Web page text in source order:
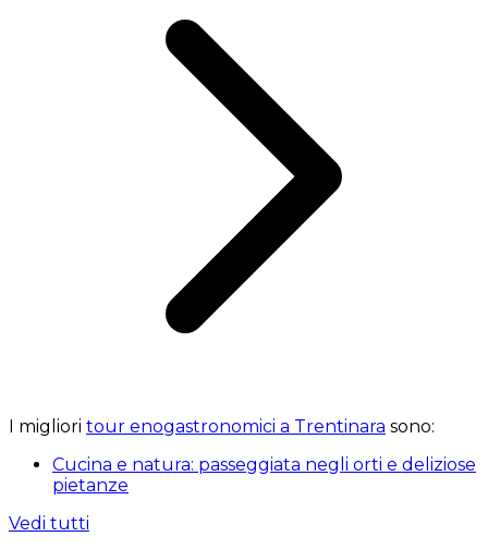
I migliori tour enogastronomici a Trentinara sono:
Cucina e natura: passeggiata negli orti e deliziose
pietanze
Vedi tutti